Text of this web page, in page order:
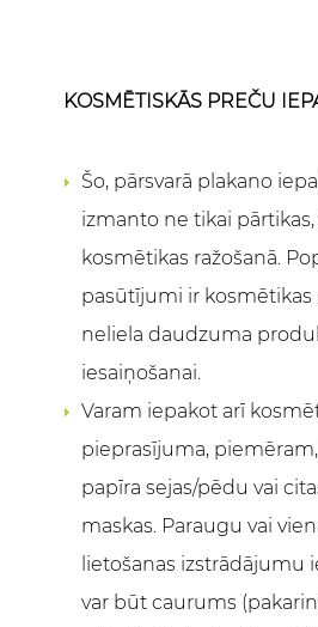
KOSMĒTISKĀS PREČU
Šo, pārsvarā plakano
izmanto ne tikai
kosmētikas ražošanā.
pasūtījumi ir kosmētikas
neliela daudzuma
iesaiņošanai.
Varam iepakot arī
pieprasījuma,
papīra sejas/pēdu vai
maskas. Paraugu vai
lietošanas izstrādājumu
var būt caurums